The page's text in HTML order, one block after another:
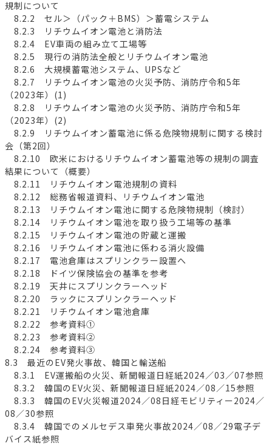
規制について
8.2.2 セル＞（パック＋BMS）＞蓄電システム
8.2.3 リチウムイオン電池と消防法
8.2.4 EV車両の組み立て工場等
8.2.5 現行の消防法全般とリチウムイオン電池
8.2.6 大規模蓄電池システム、UPSなど
8.2.7 リチウムイオン電池の火災予防、消防庁令和5年
（2023年）(1)
8.2.8 リチウムイオン電池の火災予防、消防庁令和5年
（2023年）(2)
8.2.9 リチウムイオン蓄電池に係る危険物規制に関する検討
会（第2回）
8.2.10 欧米におけるリチウムイオン蓄電池等の規制の調査
結果について（概要）
8.2.11 リチウムイオン電池規制の資料
8.2.12 総務省報道資料、リチウムイオン電池
8.2.13 リチウムイオン電池に関する危険物規制（検討）
8.2.14 リチウムイオン電池を取り扱う工場等の基準
8.2.15 リチウムイオン電池の貯蔵と運搬
8.2.16 リチウムイオン電池に係わる消火設備
8.2.17 電池倉庫はスプリンクラー設置へ
8.2.18 ドイツ保険協会の基準を参考
8.2.19 天井にスプリンクラーヘッド
8.2.20 ラックにスプリンクラーヘッド
8.2.21 リチウムイオン電池倉庫
8.2.22 参考資料①
8.2.23 参考資料②
8.2.24 参考資料③
8.3 最近のEV発火事故、韓国と輸送船
8.3.1 EV運搬船の火災、新聞報道日経紙2024／03／07参照
8.3.2 韓国のEV火災、新聞報道日経紙2024／08／15参照
8.3.3 韓国のEV火災報道2024／08日経モビリティー2024／
08／30参照
8.3.4 韓国でのメルセデス車発火事故2024／08／29電子デ
バイス紙参照